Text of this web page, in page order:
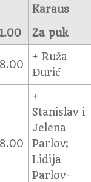
Karaus
Za puk
+ Ruža
Đurić
+
Stanislav i
Jelena
Parlov;
Lidija
Parlov-